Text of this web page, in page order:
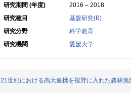
研究期間 (年度)
2016 – 2018
研究種目
基盤研究(B)
研究分野
科学教育
研究機関
愛媛大学
21世紀における高大連携を視野に入れた農林